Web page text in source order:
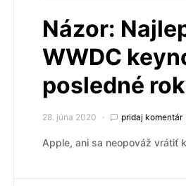
Názor:
WWDC
posledné
28. júna 2020 pridaj komentár
Apple, ani sa neopováž vrátiť